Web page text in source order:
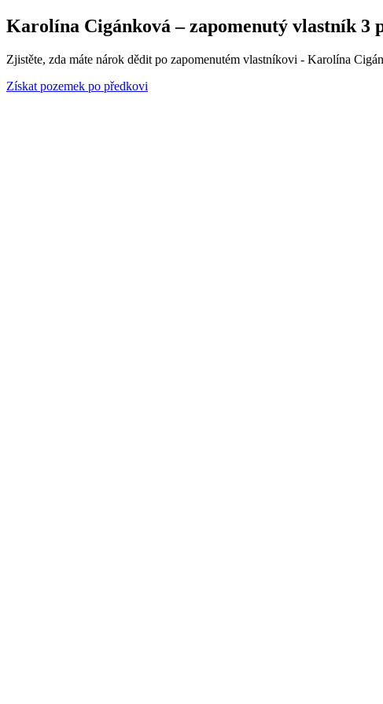
Karolína Cigánková – zapomenutý vlastník 3
Zjistěte, zda máte nárok dědit po zapomenutém vlastníkovi - Karolína
Získat pozemek po předkovi